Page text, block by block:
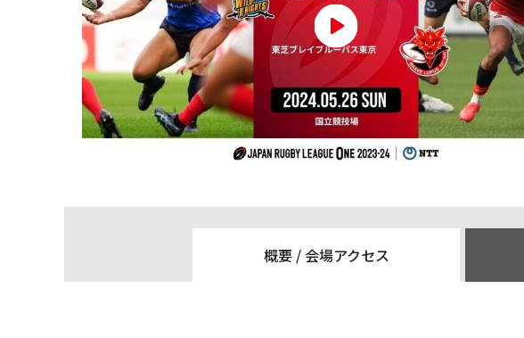
概要 / 会場アクセス